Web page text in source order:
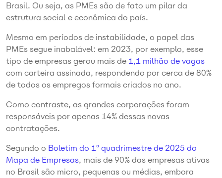
Brasil. Ou seja, as PMEs são de fato um pilar da
estrutura social e econômica do país.
Mesmo em períodos de instabilidade, o papel das
PMEs segue inabalável: em 2023, por exemplo, esse
tipo de empresas gerou mais de 1,1 milhão de vagas
com carteira assinada, respondendo por cerca de 80%
de todos os empregos formais criados no ano.
Como contraste, as grandes corporações foram
responsáveis por apenas 14% dessas novas
contratações.
Segundo o Boletim do 1º quadrimestre de 2025 do
Mapa de Empresas, mais de 90% das empresas ativas
no Brasil são micro, pequenas ou médias, embora